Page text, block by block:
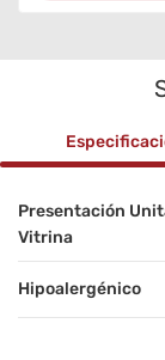
Presentación
Vitrina
Hipoalergénico